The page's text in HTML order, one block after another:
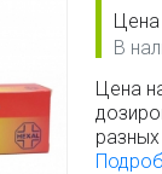
В
Цена